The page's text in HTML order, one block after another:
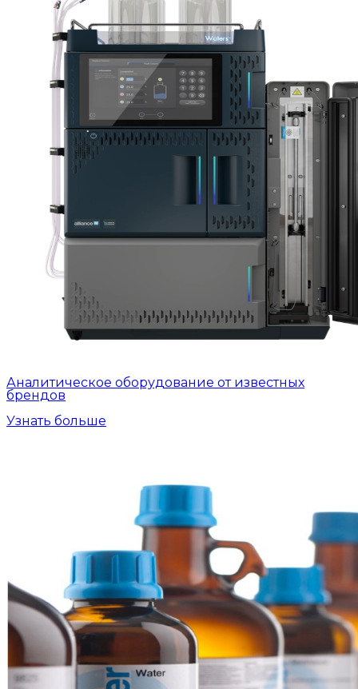
Аналитическое оборудование от известных
брендов
Узнать больше